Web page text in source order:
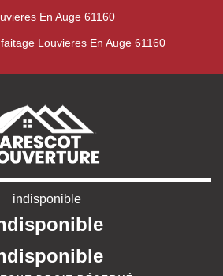
En Auge 61160
Louvieres En Auge 61160
indisponible